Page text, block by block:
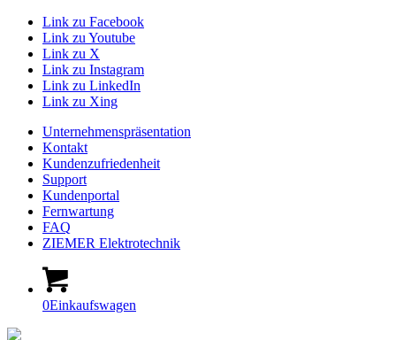
Link zu Facebook
Link zu Youtube
Link zu X
Link zu Instagram
Link zu LinkedIn
Link zu Xing
Unternehmenspräsentation
Kontakt
Kundenzufriedenheit
Support
Kundenportal
Fernwartung
FAQ
ZIEMER Elektrotechnik
0Einkaufswagen